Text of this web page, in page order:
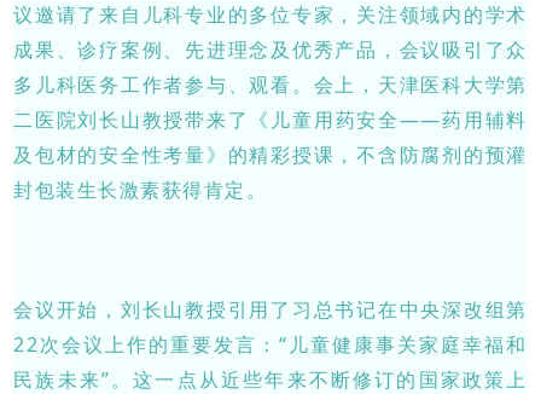
议邀请了来自儿科专业的多位专家，关注领域内的学术
成果、诊疗案例、先进理念及优秀产品，会议吸引了众
多儿科医务工作者参与、观看。会上，天津医科大学第
二医院刘长山教授带来了《儿童用药安全——药用辅料
及包材的安全性考量》的精彩授课，不含防腐剂的预灌
封包装生长激素获得肯定。
会议开始，刘长山教授引用了习总书记在中央深改组第
22次会议上作的重要发言：“儿童健康事关家庭幸福和
民族未来”。这一点从近些年来不断修订的国家政策上